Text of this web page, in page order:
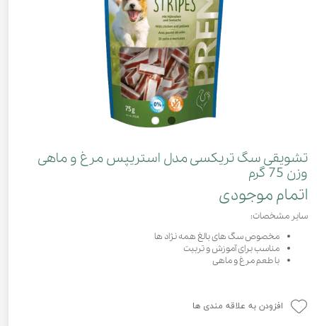
تشویقی سگ تریکسی مدل استریپس مرغ و ماهی
وزن 75 گرم
اتمام موجودی
سایر مشخصات:
مخصوص سگ های بالغ همه نژاد ها
مناسب برای آموزش و تربیت
با طعم مرغ و ماهی
افزودن به علاقه مندی ها